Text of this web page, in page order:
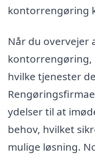
kontorrengøring
Når du overvejer
kontorrengøring,
hvilke tjenester
ydelser til at
behov, hvilket
mulige løsning.